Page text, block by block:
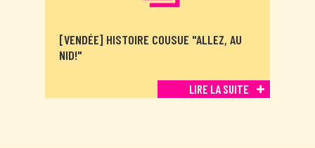
[VENDÉE] HISTOIRE COUSUE "ALLEZ, AU
NID!"
LIRE LA SUITE